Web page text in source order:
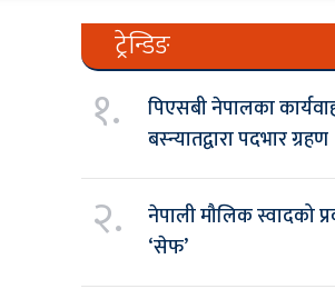
ट्रेन्डिङ
१.
पिएसबी नेपालका
बस्न्यातद्वारा पदभार ग्रहण
२.
नेपाली मौलिक स्वादको
‘सेफ’